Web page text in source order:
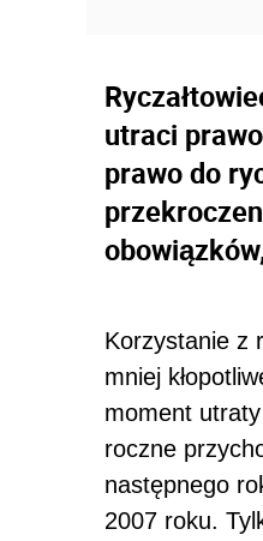
utraci
prawo do
Korzystanie z
mniej
moment
roczne
następnego
2007 roku.